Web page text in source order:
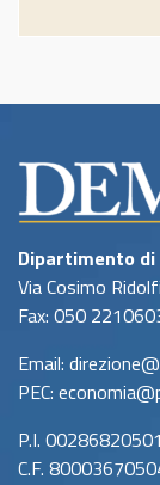
Dipartimento di
Via Cosimo
Fax: 050
Email:
PEC:
P.I. 00286820501
C.F.